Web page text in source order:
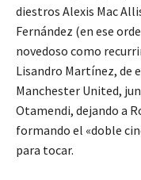
diestros Alexis Mac
Fernández (en ese
novedoso como
Lisandro Martínez, de
Manchester United,
Otamendi, dejando a
formando el «doble
para tocar.